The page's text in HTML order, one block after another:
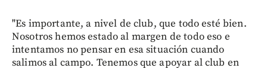
"Es importante, a nivel de club, que todo esté bien.
Nosotros hemos estado al margen de todo eso e
intentamos no pensar en esa situación cuando
salimos al campo. Tenemos que apoyar al club en